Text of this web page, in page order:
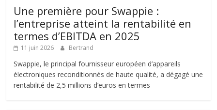
Une première pour Swappie :
l’entreprise atteint la rentabilité en
termes d’EBITDA en 2025
11 juin 2026 Bertrand
Swappie, le principal fournisseur européen d’appareils
électroniques reconditionnés de haute qualité, a dégagé une
rentabilité de 2,5 millions d’euros en termes